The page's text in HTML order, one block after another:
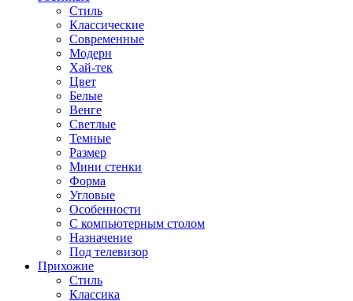
Стиль
Классические
Современные
Модерн
Хай-тек
Цвет
Белые
Венге
Светлые
Темные
Размер
Мини стенки
Форма
Угловые
Особенности
С компьютерным столом
Назначение
Под телевизор
Прихожие
Стиль
Классика